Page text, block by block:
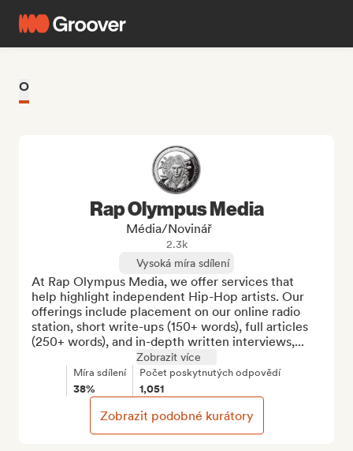
O
Rap Olympus Media
Média/novinář
2.3k
Vysoká míra sdílení
At Rap Olympus Media, we offer services that
help highlight independent Hip-Hop artists. Our
offerings include placement on our online radio
station, short write-ups (150+ words), full articles
(250+ words), and in-depth written interviews,...
Zobrazit více
Míra sdílení
38%
Počet poskytnutých odpovědí
1,051
Zobrazit podobné kurátory